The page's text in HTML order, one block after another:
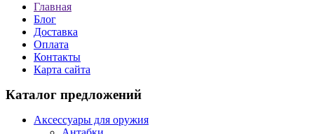
Главная
Блог
Доставка
Оплата
Контакты
Карта сайта
Каталог предложений
Аксессуары для оружия